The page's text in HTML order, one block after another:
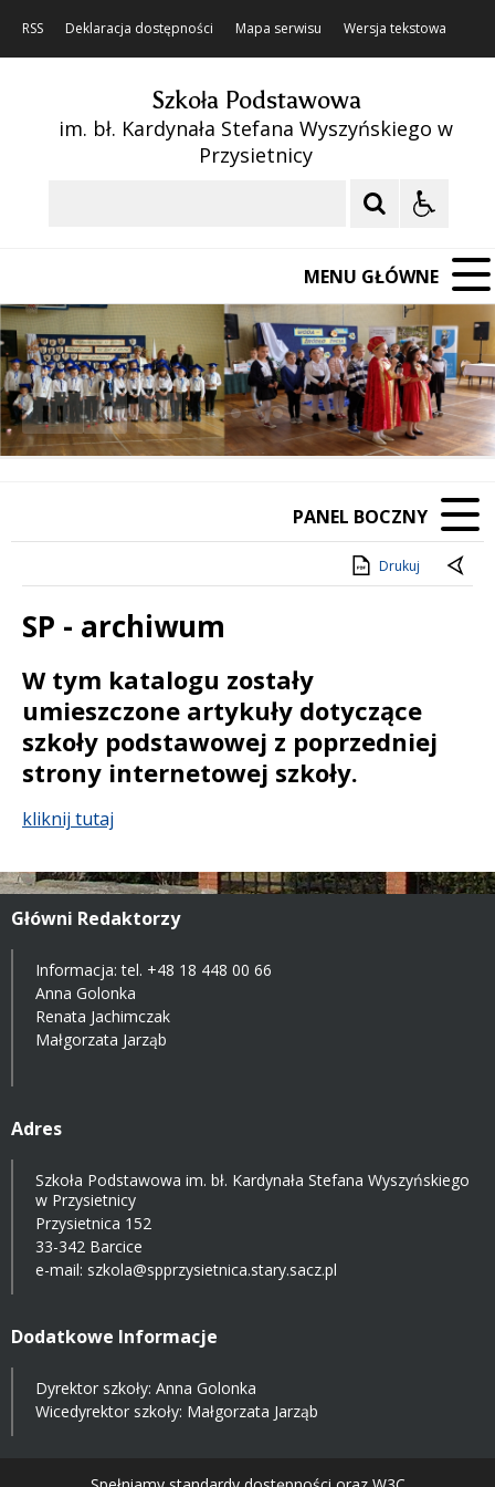
RSS Deklaracja dostępności Mapa serwisu Wersja tekstowa
Szkoła Podstawowa
im. bł. Kardynała Stefana Wyszyńskiego w
Przysietnicy
MENU GŁÓWNE
Poprzedni Element
Następny Element
❚❚
PANEL BOCZNY
Drukuj
SP - archiwum
Treść
W tym katalogu zostały
umieszczone artykuły dotyczące
szkoły podstawowej z poprzedniej
strony internetowej szkoły.
kliknij tutaj
Główni Redaktorzy
Informacja: tel. +48 18 448 00 66
Anna Golonka
Renata Jachimczak
Małgorzata Jarząb
Adres
Szkoła Podstawowa im. bł. Kardynała Stefana Wyszyńskiego
w Przysietnicy
Przysietnica 152
33-342 Barcice
e-mail: szkola@spprzysietnica.stary.sacz.pl
Dodatkowe Informacje
Dyrektor szkoły: Anna Golonka
Wicedyrektor szkoły: Małgorzata Jarząb